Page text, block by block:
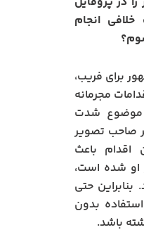
انجام
برای فریب،
مجرمانه
موضوع شدت
صاحب تصویر
باعث
او شده است،
حتی
بدون
باشد.